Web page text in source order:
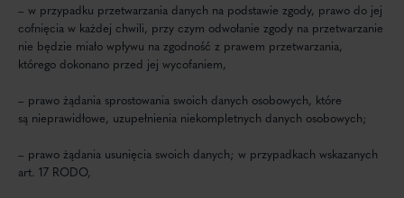
– w przypadku przetwarzania danych na podstawie zgody, prawo do jej
cofnięcia w każdej chwili, przy czym odwołanie zgody na przetwarzanie
nie będzie miało wpływu na zgodność z prawem przetwarzania,
którego dokonano przed jej wycofaniem,
– prawo żądania sprostowania swoich danych osobowych, które
są nieprawidłowe, uzupełnienia niekompletnych danych osobowych;
– prawo żądania usunięcia swoich danych; w przypadkach wskazanych
art. 17 RODO,